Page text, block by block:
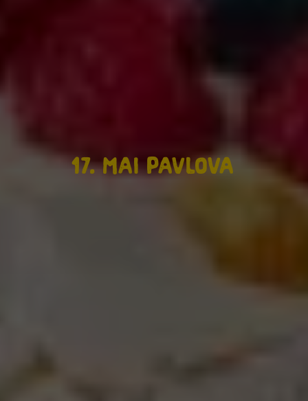
17. mai Pavlova